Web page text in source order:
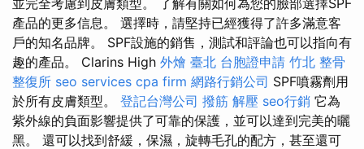
並完全考慮到皮膚類型。 了解有關如何為您的臉部選擇SPF
產品的更多信息。 選擇時，請堅持已經獲得了許多滿意客
戶的知名品牌。 SPF設施的銷售，測試和評論也可以指向有
趣的產品。 Clarins High 外燴 臺北 台胞證申請 竹北 整骨
整復所 seo services cpa firm 網路行銷公司 SPF噴霧劑用
於所有皮膚類型。 登記台灣公司 撥筋 解壓 seo行銷 它為
紫外線的負面影響提供了可靠的保護，並可以達到完美的曬
黑。 還可以找到舒緩，保濕，旋轉毛孔的配方，甚至還可